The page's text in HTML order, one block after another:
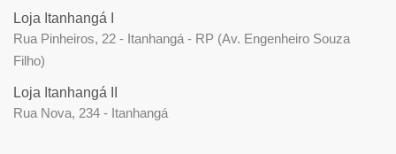
Loja Itanhangá I
Rua Pinheiros, 22 - Itanhangá - RP (Av. Engenheiro Souza
Filho)
Loja Itanhangá II
Rua Nova, 234 - Itanhangá